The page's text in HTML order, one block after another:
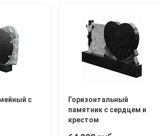
с
Горизонтальный
памятник с сердцем и
крестом